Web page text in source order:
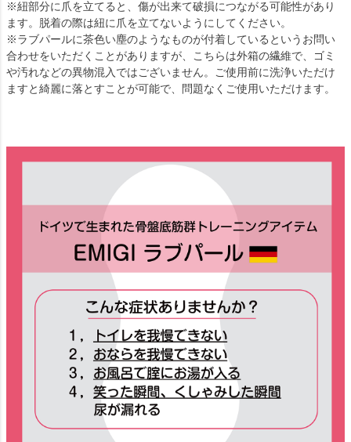
※紐部分に爪を立てると、傷が出来て破損につながる可能性があり
ます。脱着の際は紐に爪を立てないようにしてください。
※ラブパールに茶色い塵のようなものが付着しているというお問い
合わせをいただくことがありますが、こちらは外箱の繊維で、ゴミ
や汚れなどの異物混入ではございません。ご使用前に洗浄いただけ
ますと綺麗に落とすことが可能で、問題なくご使用いただけます。